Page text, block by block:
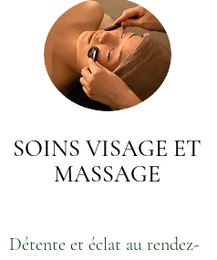
SOINS VISAGE ET
MASSAGE
Détente et éclat au rendez-